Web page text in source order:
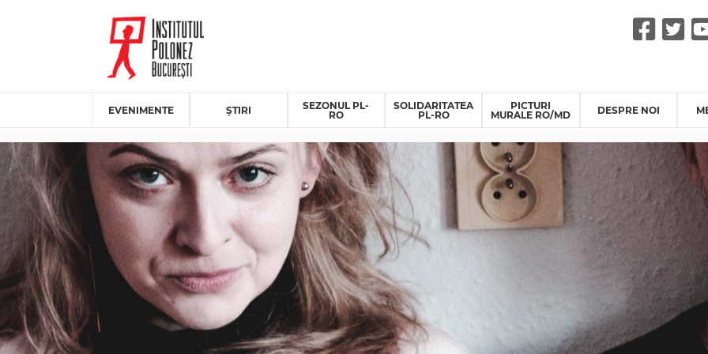
EVENIMENTE ȘTIRI
SEZONUL PL-
RO
SOLIDARITATEA
PL-RO
PICTURI
MURALE RO/MD
DESPRE NOI